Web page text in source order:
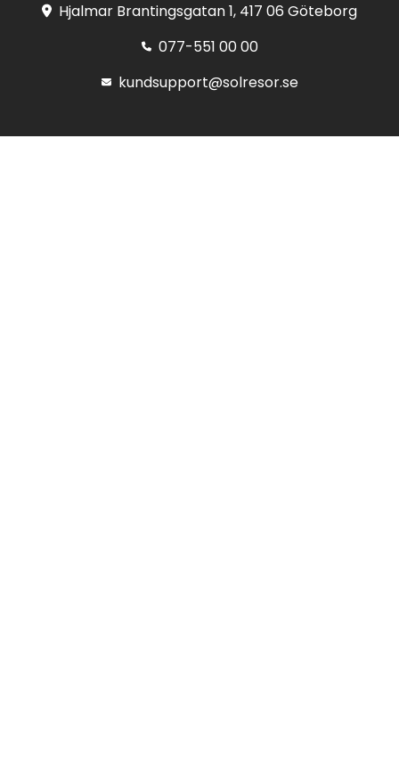
Hjalmar Brantingsgatan 1, 417 06 Göteborg
077-551 00 00
kundsupport@solresor.se